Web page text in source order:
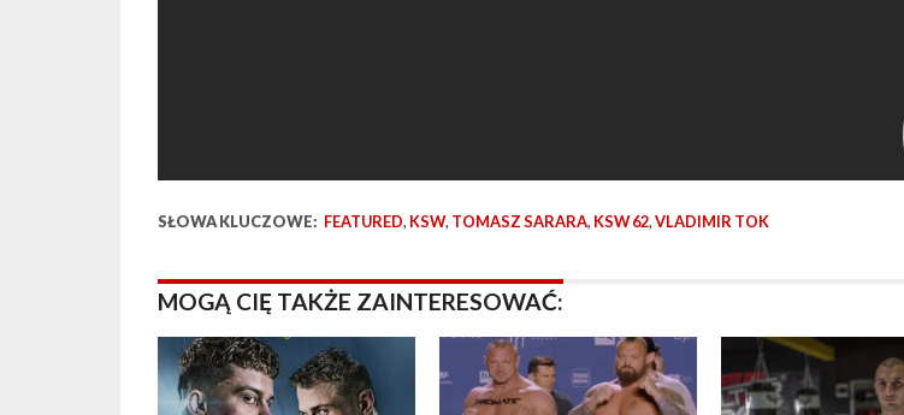
SŁOWA KLUCZOWE: FEATURED, KSW, TOMASZ SARARA, KSW 62,VLADIMIR TOK
MOGĄ CIĘ TAKŻE ZAINTERESOWAĆ: